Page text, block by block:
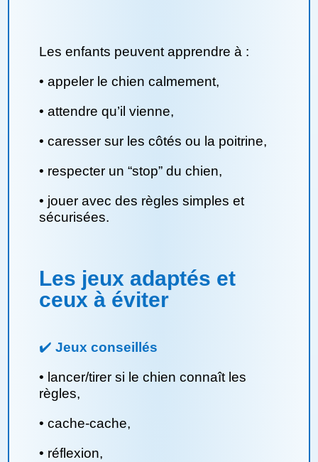
Les enfants peuvent apprendre à :
• appeler le chien calmement,
• attendre qu’il vienne,
• caresser sur les côtés ou la poitrine,
• respecter un “stop” du chien,
• jouer avec des règles simples et
sécurisées.
Les jeux adaptés et
ceux à éviter
✔️ Jeux conseillés
• lancer/tirer si le chien connaît les
règles,
• cache-cache,
• réflexion,